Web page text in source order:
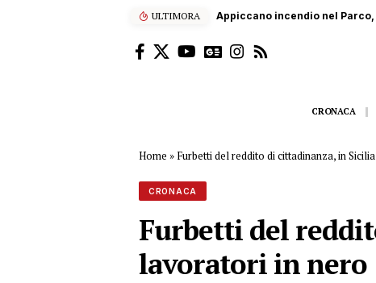
ULTIMORA Lutto a Palermo, Rosario
CRONACA
Home » Furbetti del reddito di cittadinanza, in
CRONACA
Furbetti del
lavoratori in nero